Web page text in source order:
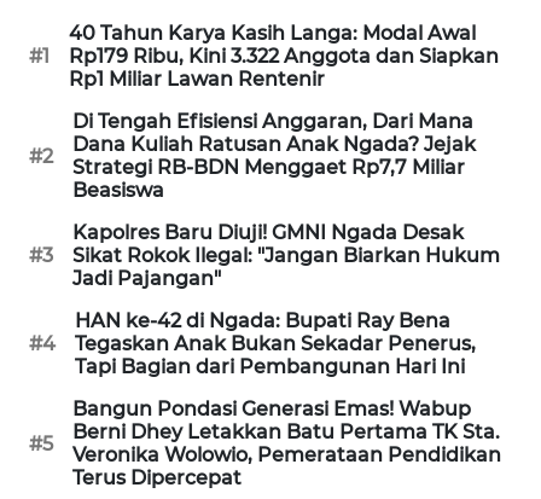
#1
40 Tahun Karya Kasih Langa: Modal Awal
Rp179 Ribu, Kini 3.322 Anggota dan Siapkan
Rp1 Miliar Lawan Rentenir
#2
Di Tengah Efisiensi Anggaran, Dari Mana
Dana Kuliah Ratusan Anak Ngada? Jejak
Strategi RB-BDN Menggaet Rp7,7 Miliar
Beasiswa
#3
Kapolres Baru Diuji! GMNI Ngada Desak
Sikat Rokok Ilegal: "Jangan Biarkan Hukum
Jadi Pajangan"
#4
HAN ke-42 di Ngada: Bupati Ray Bena
Tegaskan Anak Bukan Sekadar Penerus,
Tapi Bagian dari Pembangunan Hari Ini
#5
Bangun Pondasi Generasi Emas! Wabup
Berni Dhey Letakkan Batu Pertama TK Sta.
Veronika Wolowio, Pemerataan Pendidikan
Terus Dipercepat
METRO
SIANTAR
NEWS
METRO
MEDAN
NEWS
METRO
JAKARTA
NEWS
KRT
NEWS
KARING
NEWS